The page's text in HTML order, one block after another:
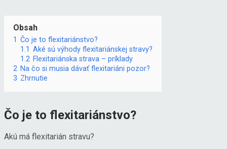
Obsah
1 Čo je to flexitariánstvo?
1.1 Aké sú výhody flexitariánskej stravy?
1.2 Flexitariánska strava – príklady
2 Na čo si musia dávať flexitariáni pozor?
3 Zhrnutie
Čo je to flexitariánstvo?
Akú má flexitarián stravu?